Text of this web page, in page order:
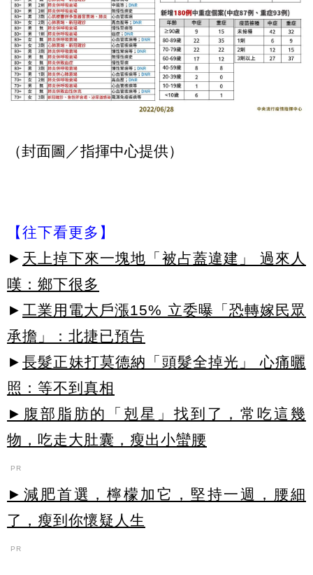
（封面圖／指揮中心提供）
【往下看更多】
► 天上掉下來一塊地「被占蓋違建」 過來人
嘆：鄉下很多
► 工業用電大戶漲15% 立委曝「恐轉嫁民眾
承擔」：北捷已預告
► 長髮正妹打莫德納「頭髮全掉光」 心痛曬
照：等不到真相
►腹部脂肪的「剋星」找到了，常吃這幾
物，吃走大肚囊，瘦出小蠻腰
PR
►減肥首選，檸檬加它，堅持一週，腰細
了，瘦到你懷疑人生
PR